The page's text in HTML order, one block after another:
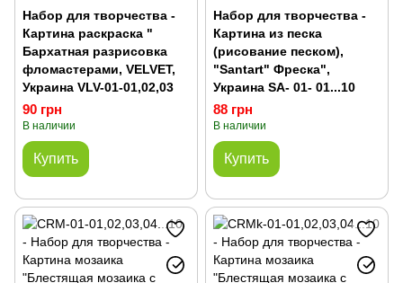
Набор для творчества -
Картина раскраска "
Бархатная разрисовка
фломастерами, VELVET,
Украина VLV-01-01,02,03
90 грн
В наличии
Купить
Набор для творчества -
Картина из песка
(рисование песком),
"Santart" Фреска",
Украина SA- 01- 01...10
88 грн
В наличии
Купить